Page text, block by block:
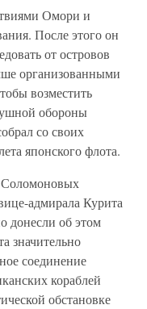
Омори и
После этого он
от островов
организованными
возместить
обороны
со своих
японского флота.
Соломоновых
адмирала Курита
донесли об этом
значительно
соединение
кораблей
обстановке